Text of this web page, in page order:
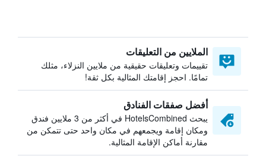
الملايين من التعليقات
تقييمات وتعليقات حقيقية من ملايين النزلاء، مثلك
تمامًا. احجز إقامتك المثالية بكل ثقة!
أفضل صفقات الفنادق
يبحث HotelsCombined في أكثر من 3 ملايين فندق
ومكان إقامة ويجمعهم في مكان واحد حتى تتمكن من
مقارنة أماكن الإقامة المثالية.